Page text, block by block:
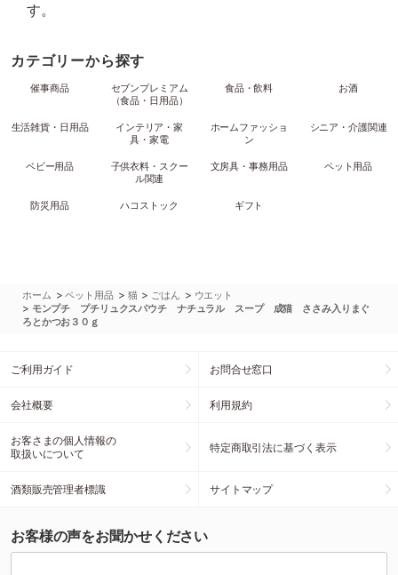
す。
カテゴリーから探す
催事商品
セブンプレミアム
（食品・日用品）
食品・飲料 お酒
生活雑貨・日用品
インテリア・家
具・家電
ホームファッショ
ン
シニア・介護関連
ベビー用品
子供衣料・スクー
ル関連
文房具・事務用品 ペット用品
防災用品 ハコストック ギフト
ホーム >ペット用品 > 猫 > ごはん > ウエット
> モンプチ プチリュクスパウチ ナチュラル スープ 成猫 ささみ入りまぐ
ろとかつお３０ｇ
ご利用ガイド お問合せ窓口
会社概要 利用規約
お客さまの個人情報の
取扱いについて
特定商取引法に基づく表示
酒類販売管理者標識 サイトマップ
お客様の声をお聞かせください